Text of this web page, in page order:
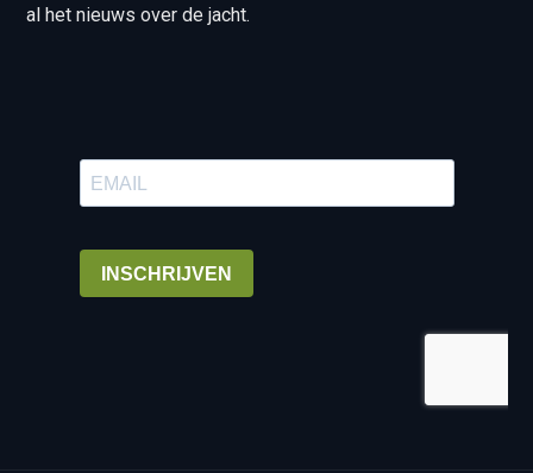
al het nieuws over de jacht.